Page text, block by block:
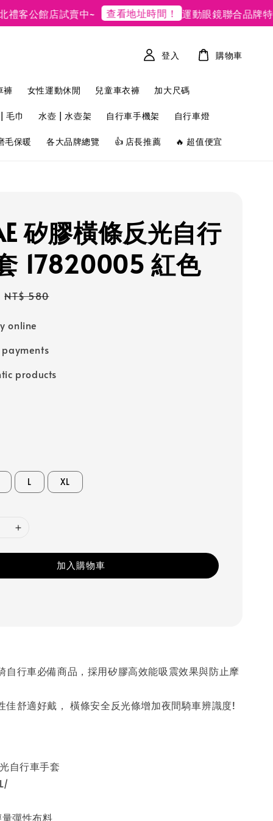
館店試賣中~ 查看地址時間！ 運動眼鏡聯合品牌特賣
褲 女性運動休閒 兒童車衣褲 加大尺碼
毛巾 水壺 | 水壺架 自行車手機架 自行車燈
毛保暖 各大品牌總覽 👍 店長推薦 🔥 超值便宜
登入 購物車
矽膠橫條反光自行
17820005 紅色
Regular
NT$ 580
online
payments
products
L XL
加入購物車
自行車必備商品，採用矽膠高效能吸震效果與防止摩
佳舒適好戴， 橫條安全反光條增加夜間騎車辨識度!
自行車手套
彈性布料